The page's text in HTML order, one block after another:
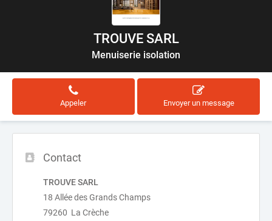
TROUVE SARL
Menuiserie isolation
Appeler Envoyer un message
Contact
TROUVE SARL
18 Allée des Grands Champs
79260 La Crèche